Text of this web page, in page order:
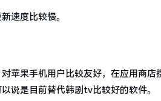
速度比较慢。
苹果手机用户比较友好，在应用商
说是目前替代韩剧tv比较好的软件。